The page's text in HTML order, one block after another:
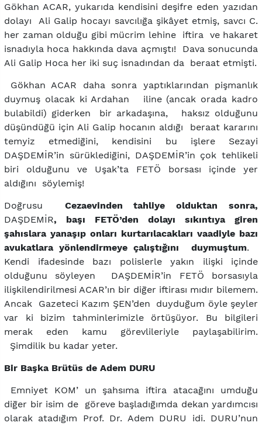
Gökhan ACAR, yukarıda kendisini deşifre eden yazıdan
dolayı Ali Galip hocayı savcılığa şikâyet etmiş, savcı C.
her zaman olduğu gibi mücrim lehine iftira ve hakaret
isnadıyla hoca hakkında dava açmıştı! Dava sonucunda
Ali Galip Hoca her iki suç isnadından da beraat etmişti.
Gökhan ACAR daha sonra yaptıklarından pişmanlık
duymuş olacak ki Ardahan iline (ancak orada kadro
bulabildi) giderken bir arkadaşına, haksız olduğunu
düşündüğü için Ali Galip hocanın aldığı beraat kararını
temyiz etmediğini, kendisini bu işlere Sezayi
DAŞDEMİR’in sürüklediğini, DAŞDEMİR’in çok tehlikeli
biri olduğunu ve Uşak’ta FETÖ borsası içinde yer
aldığını söylemiş!
Doğrusu Cezaevinden tahliye olduktan sonra,
DAŞDEMİR, başı FETÖ’den dolayı sıkıntıya giren
şahıslara yanaşıp onları kurtarılacakları vaadiyle bazı
avukatlara yönlendirmeye çalıştığını duymuştum.
Kendi ifadesinde bazı polislerle yakın ilişki içinde
olduğunu söyleyen DAŞDEMİR’in FETÖ borsasıyla
ilişkilendirilmesi ACAR’ın bir diğer iftirası mıdır bilemem.
Ancak Gazeteci Kazım ŞEN’den duyduğum öyle şeyler
var ki bizim tahminlerimizle örtüşüyor. Bu bilgileri
merak eden kamu görevlileriyle paylaşabilirim.
Şimdilik bu kadar yeter.
Bir Başka Brütüs de Adem DURU
Emniyet KOM’ un şahsıma iftira atacağını umduğu
diğer bir isim de göreve başladığımda dekan yardımcısı
olarak atadığım Prof. Dr. Adem DURU idi. DURU’nun